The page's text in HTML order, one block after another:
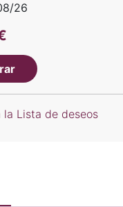
26
la Lista de deseos